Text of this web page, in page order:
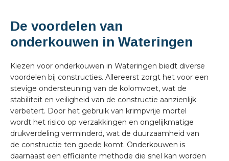
De voordelen van
onderkouwen in Wateringen
Kiezen voor onderkouwen in Wateringen biedt diverse
voordelen bij constructies. Allereerst zorgt het voor een
stevige ondersteuning van de kolomvoet, wat de
stabiliteit en veiligheid van de constructie aanzienlijk
verbetert. Door het gebruik van krimpvrije mortel
wordt het risico op verzakkingen en ongelijkmatige
drukverdeling verminderd, wat de duurzaamheid van
de constructie ten goede komt. Onderkouwen is
daarnaast een efficiënte methode die snel kan worden